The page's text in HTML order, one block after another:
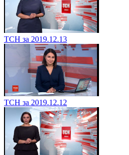
ТСН за 2019.12.13
ТСН за 2019.12.12